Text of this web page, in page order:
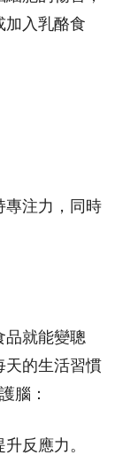
加入乳酪食
專注力，同時
品就能變聰
天的生活習慣
腦：
反應力。